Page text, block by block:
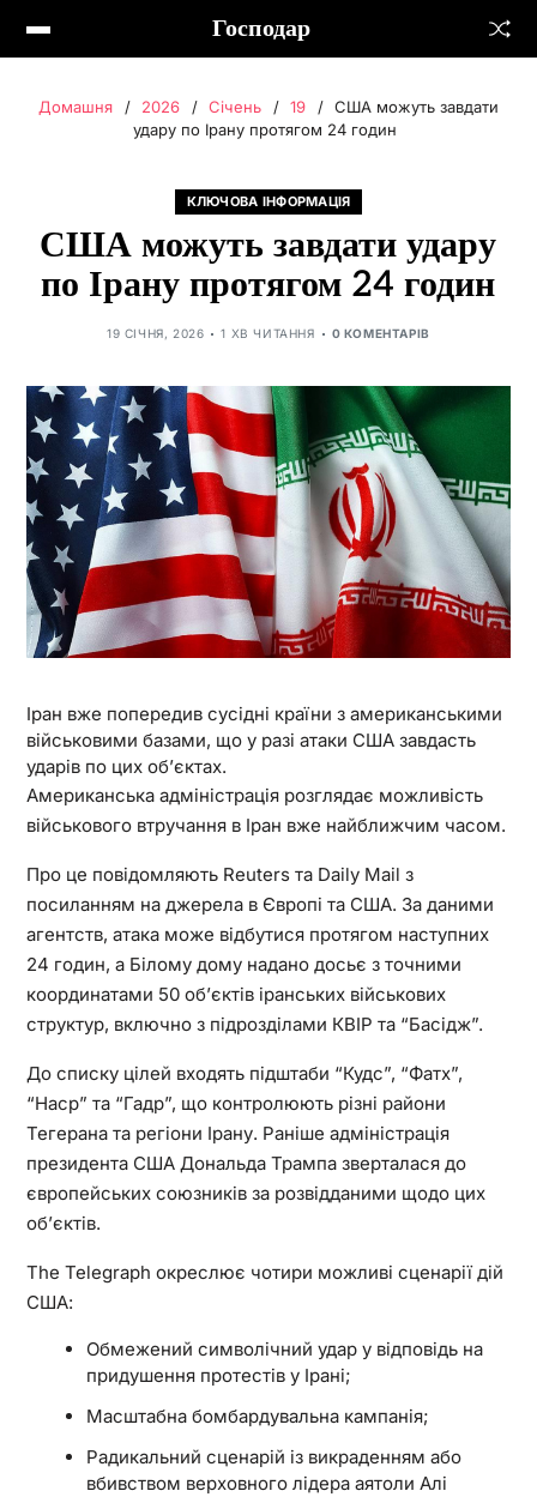
Господар
Домашня 2026 Січень 19
США можуть завдати
удару по Ірану протягом 24 годин
КЛЮЧОВА ІНФОРМАЦІЯ
США можуть завдати удару
по Ірану протягом 24 годин
19 СІЧНЯ, 2026 1 ХВ ЧИТАННЯ 0 КОМЕНТАРІВ
Іран вже попередив сусідні країни з американськими
військовими базами, що у разі атаки США завдасть
ударів по цих об’єктах.
Американська адміністрація розглядає можливість
військового втручання в Іран вже найближчим часом.
Про це повідомляють Reuters та Daily Mail з
посиланням на джерела в Європі та США. За даними
агентств, атака може відбутися протягом наступних
24 годин, а Білому дому надано досьє з точними
координатами 50 об’єктів іранських військових
структур, включно з підрозділами КВІР та “Басідж”.
До списку цілей входять підштаби “Кудс”, “Фатх”,
“Наср” та “Гадр”, що контролюють різні райони
Тегерана та регіони Ірану. Раніше адміністрація
президента США Дональда Трампа зверталася до
європейських союзників за розвідданими щодо цих
об’єктів.
The Telegraph окреслює чотири можливі сценарії дій
США:
Обмежений символічний удар у відповідь на
придушення протестів у Ірані;
Масштабна бомбардувальна кампанія;
Радикальний сценарій із викраденням або
вбивством верховного лідера аятоли Алі